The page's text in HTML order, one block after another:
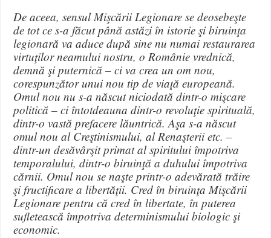
De aceea, sensul Mişcării Legionare se deosebeşte
de tot ce s-a făcut până astăzi în istorie şi biruinţa
legionară va aduce după sine nu numai restaurarea
virtuţilor neamului nostru, o Românie vrednică,
demnă şi puternică – ci va crea un om nou,
corespunzător unui nou tip de viaţă europeană.
Omul nou nu s-a născut niciodată dintr-o mişcare
politică – ci întotdeauna dintr-o revoluţie spirituală,
dintr-o vastă prefacere lăuntrică. Aşa s-a născut
omul nou al Creştinismului, al Renaşterii etc. –
dintr-un desăvârşit primat al spiritului împotriva
temporalului, dintr-o biruinţă a duhului împotriva
cărnii. Omul nou se naşte printr-o adevărată trăire
şi fructificare a libertăţii. Cred în biruinţa Mişcării
Legionare pentru că cred în libertate, în puterea
sufletească împotriva determinismului biologic şi
economic.